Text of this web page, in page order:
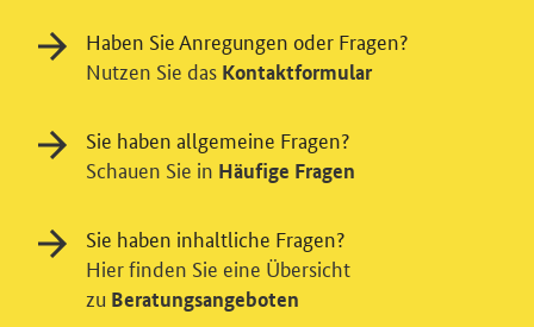
Einwilligung in Tracking und / oder
Haben Sie Anregungen oder Fragen?
Nutzen Sie das Kontaktformular
Sie haben allgemeine Fragen?
Schauen Sie in Häufige Fragen
Sie haben inhaltliche Fragen?
Hier finden Sie eine Übersicht
zu Beratungsangeboten